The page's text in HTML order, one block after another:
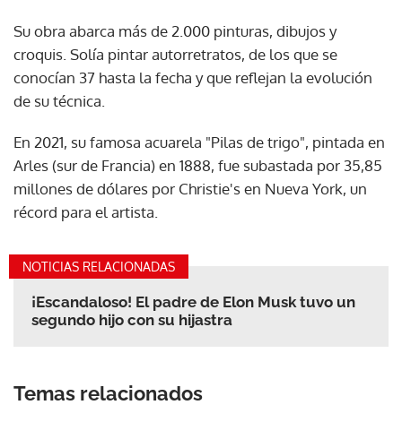
Su obra abarca más de 2.000 pinturas, dibujos y
croquis. Solía pintar autorretratos, de los que se
conocían 37 hasta la fecha y que reflejan la evolución
de su técnica.
En 2021, su famosa acuarela "Pilas de trigo", pintada en
Arles (sur de Francia) en 1888, fue subastada por 35,85
millones de dólares por Christie's en Nueva York, un
récord para el artista.
NOTICIAS RELACIONADAS
¡Escandaloso! El padre de Elon Musk tuvo un
segundo hijo con su hijastra
Temas relacionados